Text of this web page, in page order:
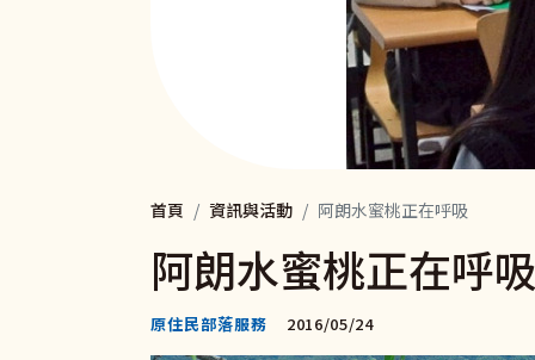
首頁 資訊與活動 阿朗水蜜桃正在呼吸
阿朗水蜜桃正在呼
原住民部落服務 2016/05/24